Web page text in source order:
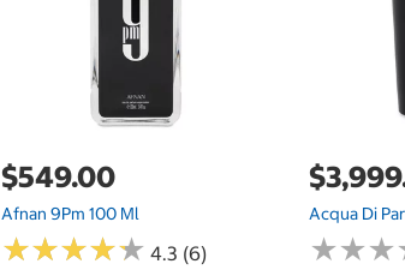
$549.00
Afnan 9Pm 100 Ml
★★★★★
★★★★★ 4.3 (6)
Acqua Di
★★★
★★★